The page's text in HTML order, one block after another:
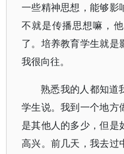
一些精神思想，能够影
不就是传播思想嘛，
了。培养教育学生就是
我很向往。
熟悉我的人都知道
学生说。我到一个地方
是其他人的多少，但是
高兴。前几天，我去过